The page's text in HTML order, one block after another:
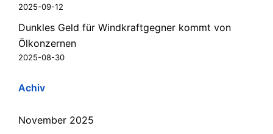
2025-09-12
Dunkles Geld für Windkraftgegner kommt von
Ölkonzernen
2025-08-30
Achiv
November 2025